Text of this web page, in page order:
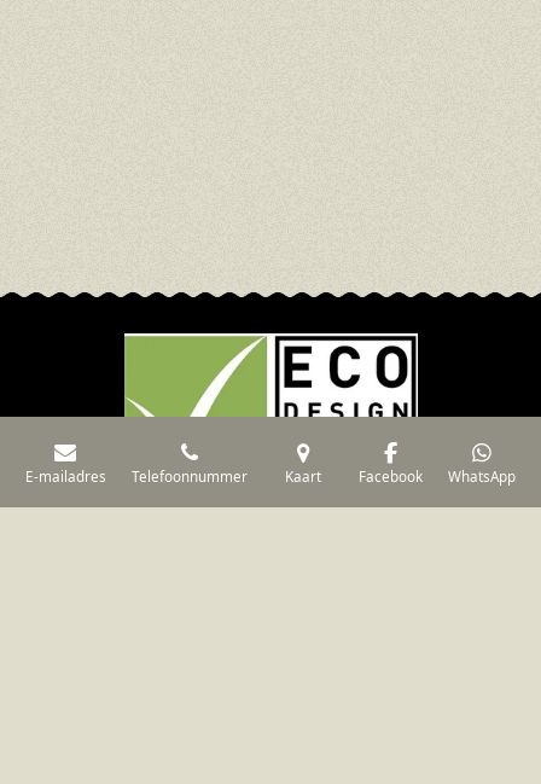
E-mailadres Telefoonnummer Kaart Facebook WhatsApp